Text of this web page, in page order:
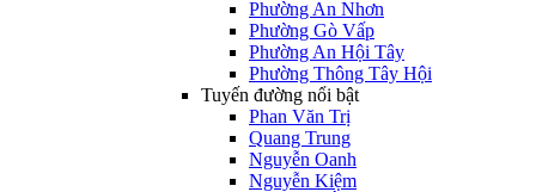
Phường An Nhơn
Phường Gò Vấp
Phường An Hội Tây
Phường Thông Tây Hội
Tuyến đường nổi bật
Phan Văn Trị
Quang Trung
Nguyễn Oanh
Nguyễn Kiệm